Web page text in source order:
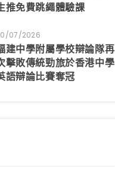
推免費跳繩體驗課
07/2026
建中學附屬學校辯論隊再
擊敗傳統勁旅於香港中學
語辯論比賽奪冠